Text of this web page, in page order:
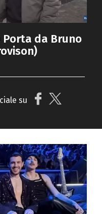
Porta da Bruno
su